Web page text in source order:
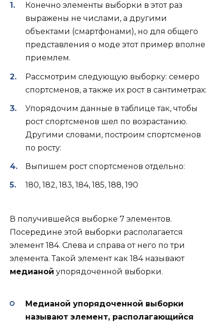
Конечно элементы выборки в этот раз
выражены не числами, а другими
объектами (смартфонами), но для общего
представления о моде этот пример вполне
приемлем.
Рассмотрим следующую выборку: семеро
спортсменов, а также их рост в сантиметрах:
Упорядочим данные в таблице так, чтобы
рост спортсменов шел по возрастанию.
Другими словами, построим спортсменов
по росту:
Выпишем рост спортсменов отдельно:
180, 182, 183, 184, 185, 188, 190
В получившейся выборке 7 элементов.
Посередине этой выборки располагается
элемент 184. Слева и справа от него по три
элемента. Такой элемент как 184 называют
медианой упорядоченной выборки.
Медианой упорядоченной выборки
называют элемент, располагающийся